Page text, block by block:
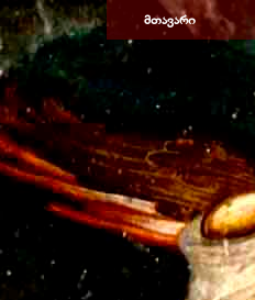
Перейти к контенту
მთავარი